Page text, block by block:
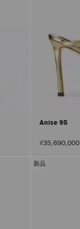
Anise 95
₫35,690,000
新品